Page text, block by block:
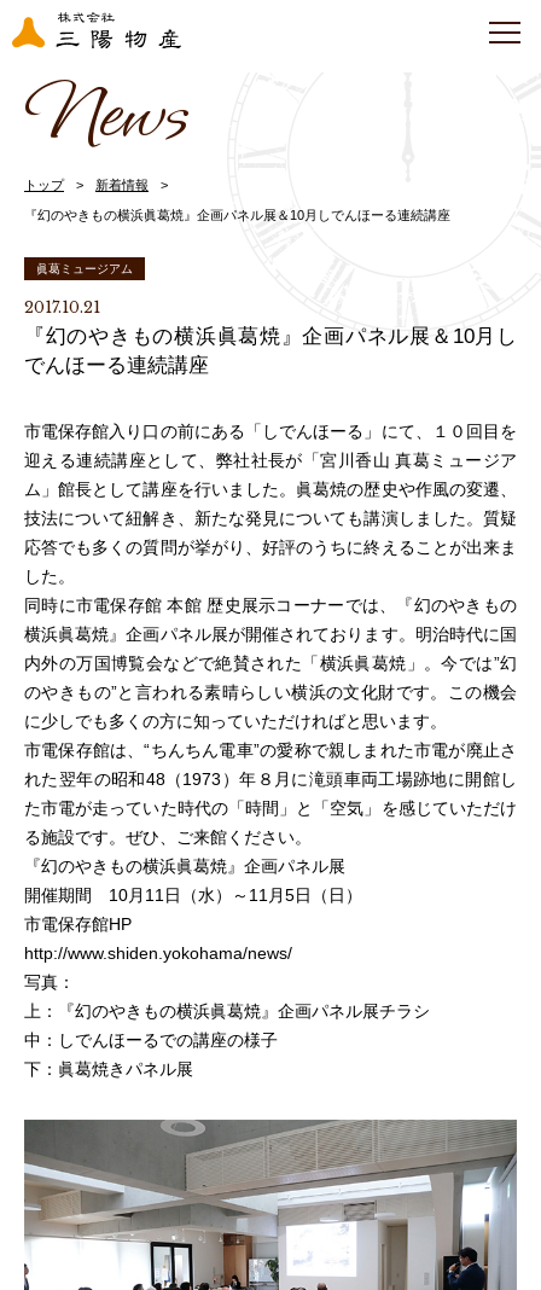
News
トップ 新着情報
『幻のやきもの横浜眞葛焼』企画パネル展＆10月しでんほーる連続講座
眞葛ミュージアム
2017.10.21
『幻のやきもの横浜眞葛焼』企画パネル展＆10月し
でんほーる連続講座
市電保存館入り口の前にある「しでんほーる」にて、１０回目を
迎える連続講座として、弊社社長が「宮川香山 真葛ミュージア
ム」館長として講座を行いました。眞葛焼の歴史や作風の変遷、
技法について紐解き、新たな発見についても講演しました。質疑
応答でも多くの質問が挙がり、好評のうちに終えることが出来ま
した。
同時に市電保存館 本館 歴史展示コーナーでは、『幻のやきもの
横浜眞葛焼』企画パネル展が開催されております。明治時代に国
内外の万国博覧会などで絶賛された「横浜眞葛焼」。今では”幻
のやきもの”と言われる素晴らしい横浜の文化財です。この機会
に少しでも多くの方に知っていただければと思います。
市電保存館は、“ちんちん電車”の愛称で親しまれた市電が廃止さ
れた翌年の昭和48（1973）年８月に滝頭車両工場跡地に開館し
た市電が走っていた時代の「時間」と「空気」を感じていただけ
る施設です。ぜひ、ご来館ください。
『幻のやきもの横浜眞葛焼』企画パネル展
開催期間 10月11日（水）～11月5日（日）
市電保存館HP
http://www.shiden.yokohama/news/
写真：
上：『幻のやきもの横浜眞葛焼』企画パネル展チラシ
中：しでんほーるでの講座の様子
下：眞葛焼きパネル展